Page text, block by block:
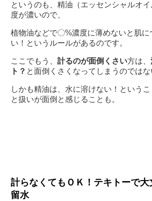
というのも、精油（エッセンシャルオ
度が濃いので、
植物油などで〇%濃度に薄めないと肌に
い！というルールがあるのです。
ここでもう、計るのが面倒くさい方は、
ト？ と面倒くさくなってしまうのではな
しかも精油は、水に溶けない！という
と扱いが面倒と感じることも。
計らなくてもＯＫ！テキトーで
留水